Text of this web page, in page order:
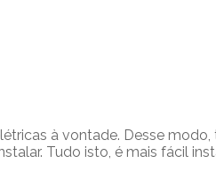
à vontade. Desse
Tudo isto, é mais fácil